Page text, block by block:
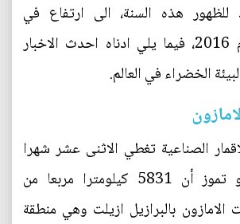
للظهور هذه السنة، الى ارتفاع في
المتساقطات العام 2016، فيما يلي ادناه احدث الاخبار
الخضراء في العالم.
الصناعية تغطي الاثنى عشر شهرا
حتى نهاية يوليو تموز أن 5831 كيلومترا مربعا من
الامازون بالبرازيل ازيلت وهي منطقة